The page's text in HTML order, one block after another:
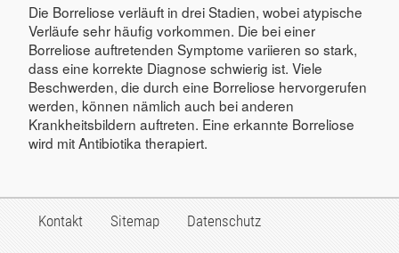
Die Borreliose verläuft in drei Stadien, wobei atypische
Verläufe sehr häufig vorkommen. Die bei einer
Borreliose auftretenden Symptome variieren so stark,
dass eine korrekte Diagnose schwierig ist. Viele
Beschwerden, die durch eine Borreliose hervorgerufen
werden, können nämlich auch bei anderen
Krankheitsbildern auftreten. Eine erkannte Borreliose
wird mit Antibiotika therapiert.
Kontakt Sitemap Datenschutz